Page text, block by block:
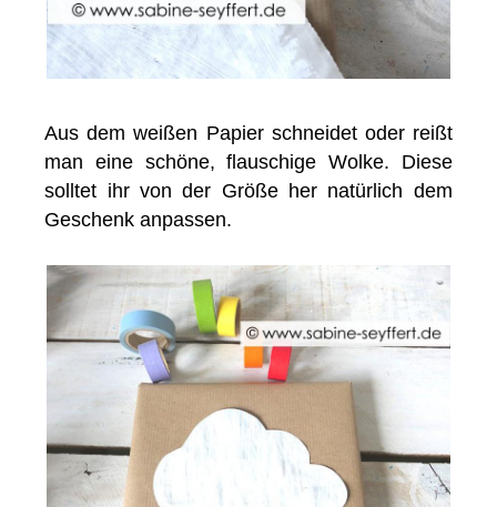
Aus dem weißen Papier schneidet oder reißt
man eine schöne, flauschige Wolke. Diese
solltet ihr von der Größe her natürlich dem
Geschenk anpassen.